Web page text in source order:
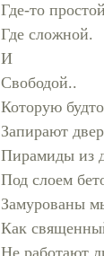
Где-то простой
Где сложной.
И
Свободой..
Которую
Запирают
Пирамиды из
Под слоем
Замурованы
Как